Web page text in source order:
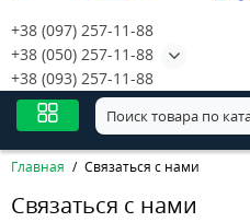
+38 (097) 257-11-88
+38 (050) 257-11-88
+38 (093) 257-11-88
Главная Связаться с нами
Связаться с нами